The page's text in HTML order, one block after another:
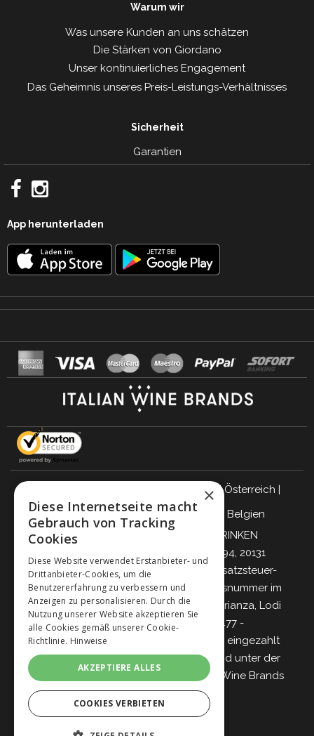
Warum wir
Was unsere Kunden an uns schätzen
Die Stärken von Giordano
Unser kontinuierliches Engagement
Das Geheimnis unseres Preis-Leistungs-Verhàltnisses
Sicherheit
Garantien
App herunterladen
Großbritannien |Österreich |
Schweiz| Niederlande|Frankreich
Belgien
VERANTWORTUNGSBEWUSST TRINKEN
Viale Abruzzi 94, 20131
Mailand – Italien - Steuernummer, Umsatzsteuer-
Identifikationsnummer und Eintragungsnummer im
Handelsregister von Mailand, Monza-Brianza, Lodi
04642870960 - R.E.A. MI-2564477 -
Gesellschaftskapital 500.000 Euro voll eingezahlt
Gesellschaft mit einzigem Teilhaber und unter der
Leitung und Koordinierung von
Italian Wine Brands
S.p.A.
×
Diese Internetseite macht
Gebrauch von Tracking
Cookies
Diese Website verwendet Erstanbieter- und
Drittanbieter-Cookies, um die
Benutzererfahrung zu verbessern und
Anzeigen zu personalisieren. Durch die
Nutzung unserer Website akzeptieren Sie
alle Cookies gemäß unserer Cookie-
Richtlinie. Hinweise
AKZEPTIERE ALLES
COOKIES VERBIETEN